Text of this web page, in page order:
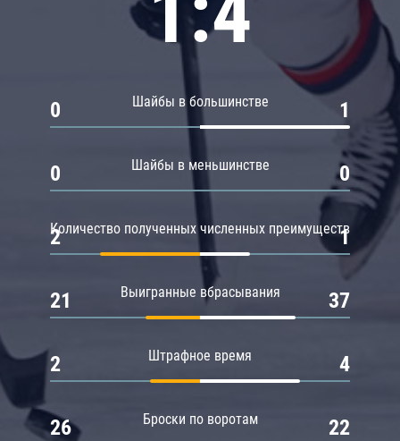
Шайбы в большинстве
0 1
Шайбы в меньшинстве
0 0
Количество полученных численных преимуществ
2 1
Выигранные вбрасывания
21 37
Штрафное время
2 4
Броски по воротам
26 22